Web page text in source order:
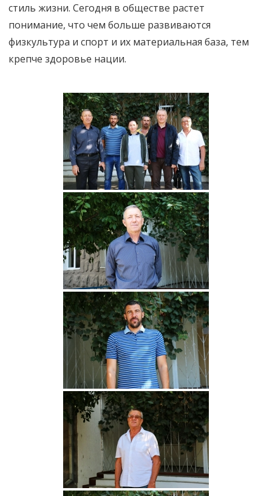
стиль жизни. Сегодня в обществе растет
понимание, что чем больше развиваются
физкультура и спорт и их материальная база, тем
крепче здоровье нации.